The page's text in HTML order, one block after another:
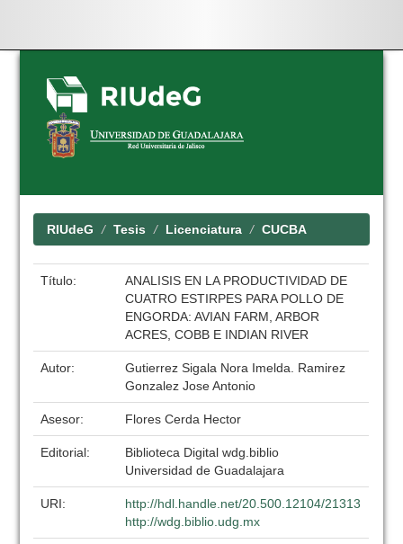
Skip
navigation
RIUdeG Tesis Licenciatura CUCBA
Título:
ANALISIS EN LA PRODUCTIVIDAD DE
CUATRO ESTIRPES PARA POLLO DE
ENGORDA: AVIAN FARM, ARBOR
ACRES, COBB E INDIAN RIVER
Autor:
Gutierrez Sigala Nora Imelda. Ramirez
Gonzalez Jose Antonio
Asesor: Flores Cerda Hector
Editorial:
Biblioteca Digital wdg.biblio
Universidad de Guadalajara
URI:
http://hdl.handle.net/20.500.12104/21313
http://wdg.biblio.udg.mx